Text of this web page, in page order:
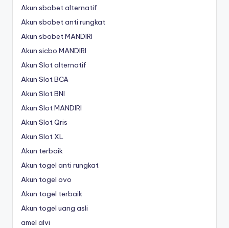
Akun sbobet alternatif
Akun sbobet anti rungkat
Akun sbobet MANDIRI
Akun sicbo MANDIRI
Akun Slot alternatif
Akun Slot BCA
Akun Slot BNI
Akun Slot MANDIRI
Akun Slot Qris
Akun Slot XL
Akun terbaik
Akun togel anti rungkat
Akun togel ovo
Akun togel terbaik
Akun togel uang asli
amel alvi